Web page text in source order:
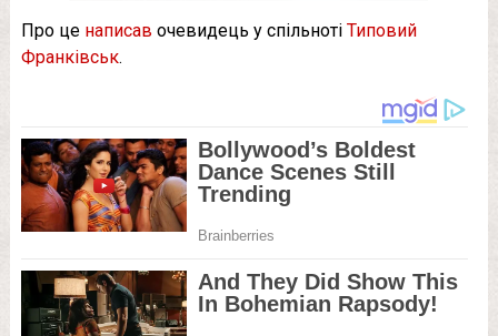
Про це написав очевидець у спільноті Типовий
Франківськ.